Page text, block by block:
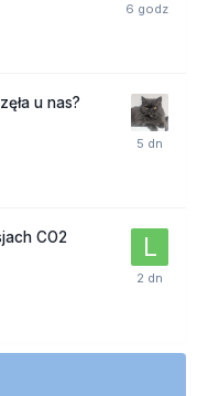
u nas?
CO2